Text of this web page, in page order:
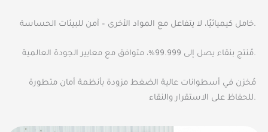
خامل كيميائيًا، لا يتفاعل مع المواد الأخرى – آمن للبيئات الحساسة.
مُنتج بنقاء يصل إلى 99.999%، متوافق مع معايير الجودة العالمية.
مُخزن في أسطوانات عالية الضغط مزودة بأنظمة أمان متطورة
للحفاظ على الاستقرار والنقاء.